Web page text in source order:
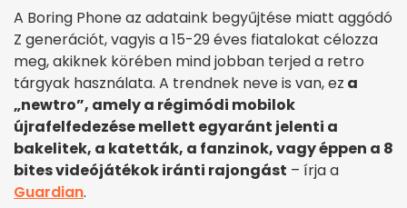
A Boring Phone az adataink begyűjtése miatt aggódó
Z generációt, vagyis a 15-29 éves fiatalokat célozza
meg, akiknek körében mind jobban terjed a retro
tárgyak használata. A trendnek neve is van, ez a
„newtro”, amely a régimódi mobilok
újrafelfedezése mellett egyaránt jelenti a
bakelitek, a katetták, a fanzinok, vagy éppen a 8
bites videójátékok iránti rajongást – írja a
Guardian.